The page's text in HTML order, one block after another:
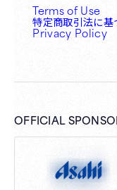
Terms of Use
特定商取引法に基
Privacy Policy
OFFICIAL